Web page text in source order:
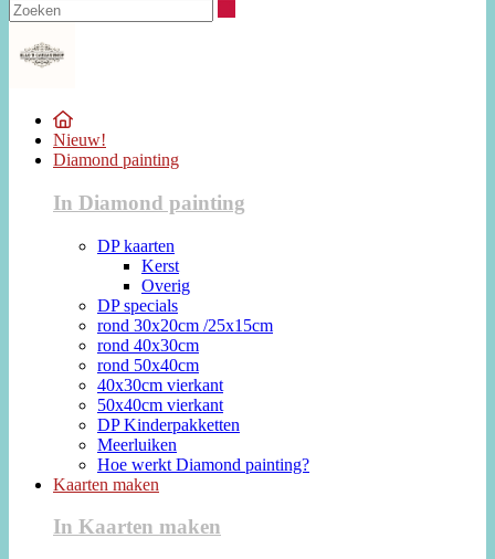
Nieuw!
Diamond painting
In Diamond painting
DP kaarten
Kerst
Overig
DP specials
rond 30x20cm /25x15cm
rond 40x30cm
rond 50x40cm
40x30cm vierkant
50x40cm vierkant
DP Kinderpakketten
Meerluiken
Hoe werkt Diamond painting?
Kaarten maken
In Kaarten maken